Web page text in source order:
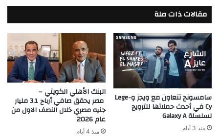
محافظة
بورسعيد
مقالات ذات صلة
سامسونج تتعاون مع ويجز وLege-
Cy في أحدث حملاتها للترويج
لسلسلة Galaxy A
منذ 3 أيام
البنك الأهلي الكويتي –
مصر يحقق صافي أرباح 3.1 مليار
جنيه مصري خلال النصف الاول من
عام 2026
منذ 4 أيام